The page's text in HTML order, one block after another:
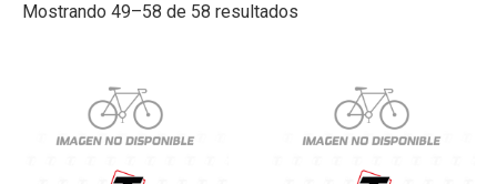
Mostrando 49–58 de 58 resultados
bajo